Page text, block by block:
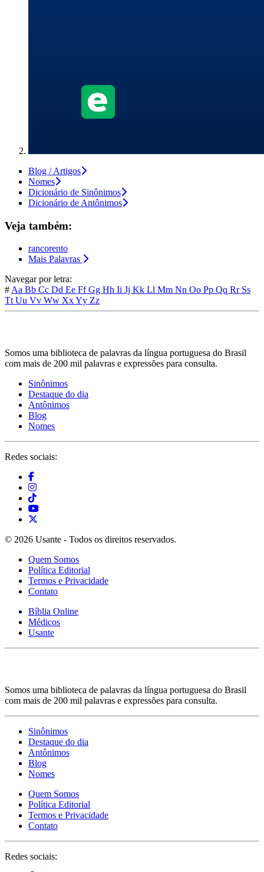
Blog / Artigos
Nomes
Dicionário de Sinônimos
Dicionário de Antônimos
Veja também:
rancorento
Mais Palavras
Navegar por letra:
#Aa Bb Cc Dd Ee FfGg Hh Ii Jj Kk Ll Mm Nn Oo Pp Qq Rr Ss
TtUu Vv Ww XxYy Zz
Somos uma biblioteca de palavras da língua portuguesa do Brasil
com mais de 200 mil palavras e expressões para consulta.
Sinônimos
Destaque do dia
Antônimos
Blog
Nomes
Redes sociais:
© 2026 Usante - Todos os direitos reservados.
Quem Somos
Política Editorial
Termos e Privacidade
Contato
Bíblia Online
Médicos
Usante
Somos uma biblioteca de palavras da língua portuguesa do Brasil
com mais de 200 mil palavras e expressões para consulta.
Sinônimos
Destaque do dia
Antônimos
Blog
Nomes
Quem Somos
Política Editorial
Termos e Privacidade
Contato
Redes sociais: